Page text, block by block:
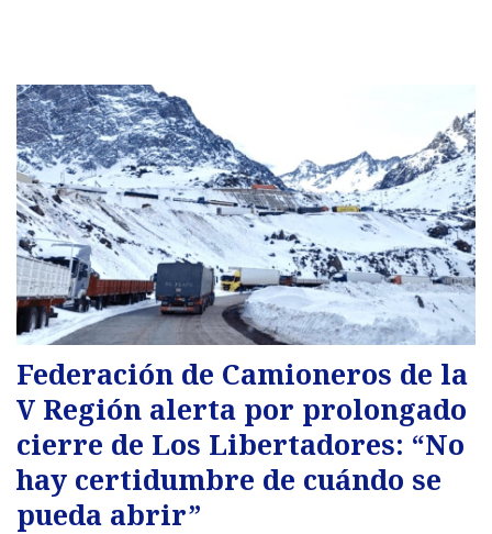
Federación de Camioneros de la
V Región alerta por prolongado
cierre de Los Libertadores: “No
hay certidumbre de cuándo se
pueda abrir”